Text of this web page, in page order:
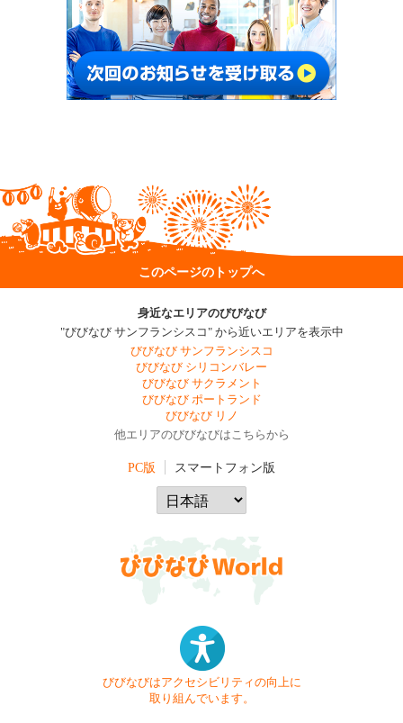
このページのトップへ
身近なエリアのびびなび
"びびなび サンフランシスコ" から近いエリアを表示中
びびなび サンフランシスコ
びびなび シリコンバレー
びびなび サクラメント
びびなび ポートランド
びびなび リノ
他エリアのびびなびはこちらから
PC版 スマートフォン版
びびなびはアクセシビリティの向上に
取り組んでいます。